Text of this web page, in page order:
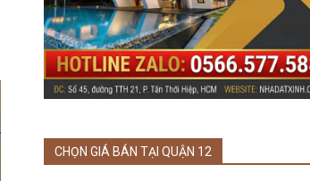
CHỌN GIÁ BÁN TẠI QUẬN 12